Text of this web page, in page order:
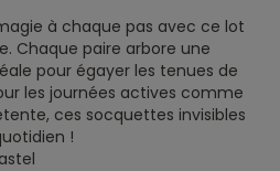
à chaque pas avec ce lot
Chaque paire arbore une
pour égayer les tenues de
les journées actives comme
ces socquettes invisibles
!